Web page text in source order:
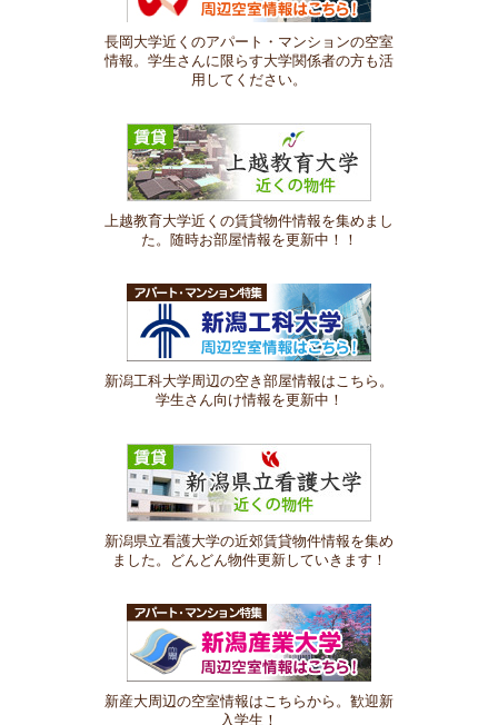
長岡大学近くのアパート・マンションの空室
情報。学生さんに限らす大学関係者の方も活
用してください。
上越教育大学近くの賃貸物件情報を集めまし
た。随時お部屋情報を更新中！！
新潟工科大学周辺の空き部屋情報はこちら。
学生さん向け情報を更新中！
新潟県立看護大学の近郊賃貸物件情報を集め
ました。どんどん物件更新していきます！
新産大周辺の空室情報はこちらから。歓迎新
入学生！